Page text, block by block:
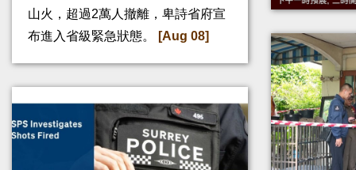
山火，超過2萬人撤離，卑詩省府宣
布進入省級緊急狀態。
[Aug 08]